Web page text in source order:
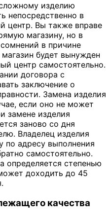
изделию
непосредственно в
центр. Вы также вправе
магазину, но в
в причине
будет вынужден
центр самостоятельно.
договора с
заключение о
Замена изделия
если оно не может
замене изделия
заново со дня
Владелец изделия
по адресу выполнения
самостоятельно.
определяется степенью
доходить до 45
качества